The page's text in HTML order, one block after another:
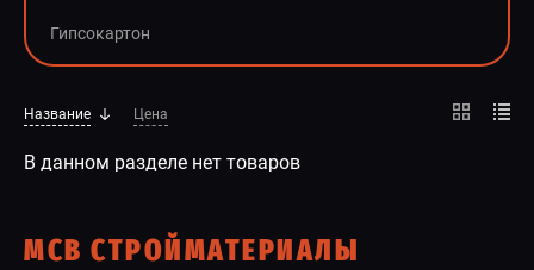
Гипсокартон
Название Цена
В данном разделе нет товаров
МСВ СТРОЙМАТЕРИАЛЫ